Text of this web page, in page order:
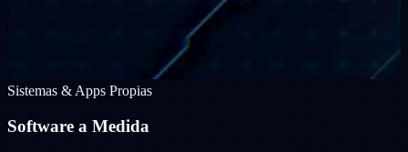
Sistemas & Apps Propias
Software a Medida